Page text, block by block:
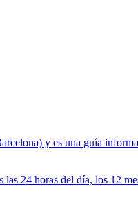
y es una guía
24 horas del día, los 12